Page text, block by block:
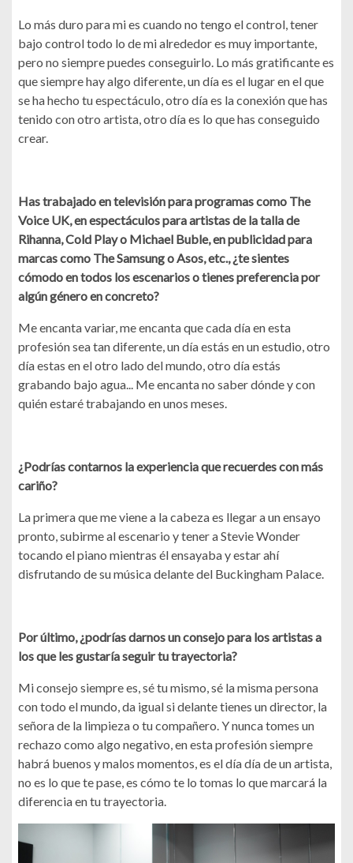
Lo más duro para mi es cuando no tengo el control, tener
bajo control todo lo de mi alrededor es muy importante,
pero no siempre puedes conseguirlo. Lo más gratificante es
que siempre hay algo diferente, un día es el lugar en el que
se ha hecho tu espectáculo, otro día es la conexión que has
tenido con otro artista, otro día es lo que has conseguido
crear.
Has trabajado en televisión para programas como The
Voice UK, en espectáculos para artistas de la talla de
Rihanna, Cold Play o Michael Buble, en publicidad para
marcas como The Samsung o Asos, etc., ¿te sientes
cómodo en todos los escenarios o tienes preferencia por
algún género en concreto?
Me encanta variar, me encanta que cada día en esta
profesión sea tan diferente, un día estás en un estudio, otro
día estas en el otro lado del mundo, otro día estás
grabando bajo agua... Me encanta no saber dónde y con
quién estaré trabajando en unos meses.
¿Podrías contarnos la experiencia que recuerdes con más
cariño?
La primera que me viene a la cabeza es llegar a un ensayo
pronto, subirme al escenario y tener a Stevie Wonder
tocando el piano mientras él ensayaba y estar ahí
disfrutando de su música delante del Buckingham Palace.
Por último, ¿podrías darnos un consejo para los artistas a
los que les gustaría seguir tu trayectoria?
Mi consejo siempre es, sé tu mismo, sé la misma persona
con todo el mundo, da igual si delante tienes un director, la
señora de la limpieza o tu compañero. Y nunca tomes un
rechazo como algo negativo, en esta profesión siempre
habrá buenos y malos momentos, es el día día de un artista,
no es lo que te pase, es cómo te lo tomas lo que marcará la
diferencia en tu trayectoria.